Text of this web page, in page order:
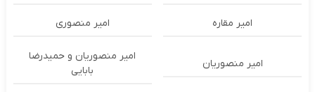
امیر مقاره امیر منصوری
امیر منصوریان
امیر منصوریان و حمیدرضا
بابایی